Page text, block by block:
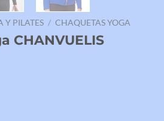
Y PILATES / CHAQUETAS YOGA
CHANVUELIS